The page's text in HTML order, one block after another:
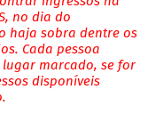
no dia do
haja sobra dentre os
Cada pessoa
marcado, se for
disponíveis